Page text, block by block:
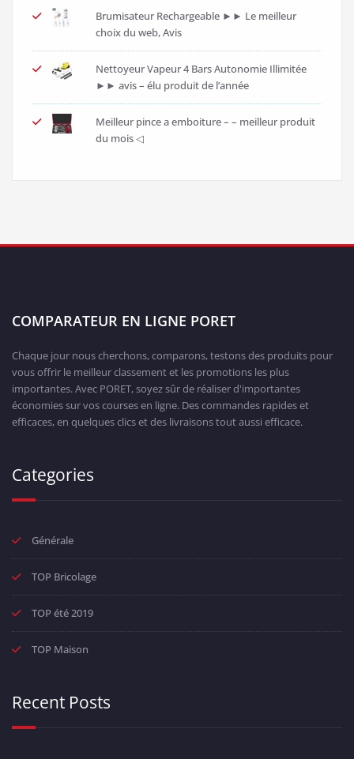
Brumisateur Rechargeable ►► Le meilleur
choix du web, Avis
Nettoyeur Vapeur 4 Bars Autonomie Illimitée
►► avis – élu produit de l’année
Meilleur pince a emboiture – – meilleur produit
du mois ◁
COMPARATEUR EN LIGNE PORET
Chaque jour nous cherchons, comparons, testons des produits pour
vous offrir le meilleur classement et les promotions les plus
importantes. Avec PORET, soyez sûr de réaliser d'importantes
économies sur vos courses en ligne. Des commandes rapides et
efficaces, en quelques clics et des livraisons tout aussi efficace.
Categories
Générale
TOP Bricolage
TOP été 2019
TOP Maison
Recent Posts